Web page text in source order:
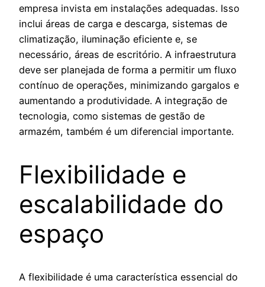
empresa invista em instalações adequadas. Isso
inclui áreas de carga e descarga, sistemas de
climatização, iluminação eficiente e, se
necessário, áreas de escritório. A infraestrutura
deve ser planejada de forma a permitir um fluxo
contínuo de operações, minimizando gargalos e
aumentando a produtividade. A integração de
tecnologia, como sistemas de gestão de
armazém, também é um diferencial importante.
Flexibilidade e
escalabilidade do
espaço
A flexibilidade é uma característica essencial do